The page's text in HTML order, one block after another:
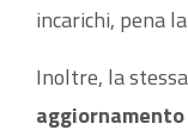
incarichi, pena
Inoltre, la